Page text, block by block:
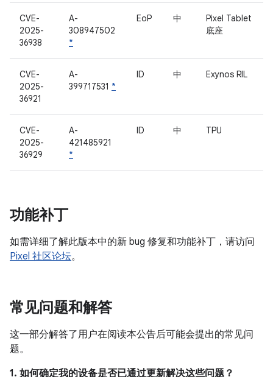
CVE-
2025-
36938
A-
308947502
*
EoP 中
Pixel Tablet
底座
CVE-
2025-
36921
A-
399717531 *
ID 中 Exynos RIL
CVE-
2025-
36929
A-
421485921
*
ID 中 TPU
功能补丁
如需详细了解此版本中的新 bug 修复和功能补丁，请访问
Pixel 社区论坛。
常见问题和解答
这一部分解答了用户在阅读本公告后可能会提出的常见问
题。
1. 如何确定我的设备是否已通过更新解决这些问题？